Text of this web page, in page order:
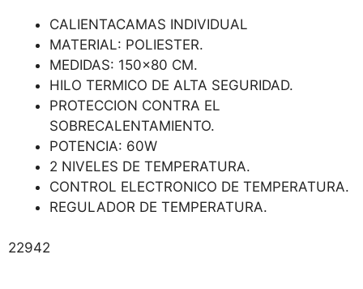
CALIENTACAMAS INDIVIDUAL
MATERIAL: POLIESTER.
MEDIDAS: 150×80 CM.
HILO TERMICO DE ALTA SEGURIDAD.
PROTECCION CONTRA EL
SOBRECALENTAMIENTO.
POTENCIA: 60W
2 NIVELES DE TEMPERATURA.
CONTROL ELECTRONICO DE TEMPERATURA.
REGULADOR DE TEMPERATURA.
22942